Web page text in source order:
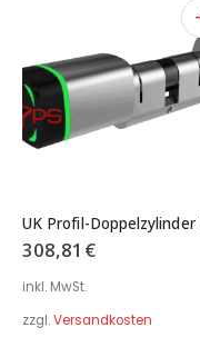
308,81 €
inkl. MwSt.
zzgl.Versandkosten